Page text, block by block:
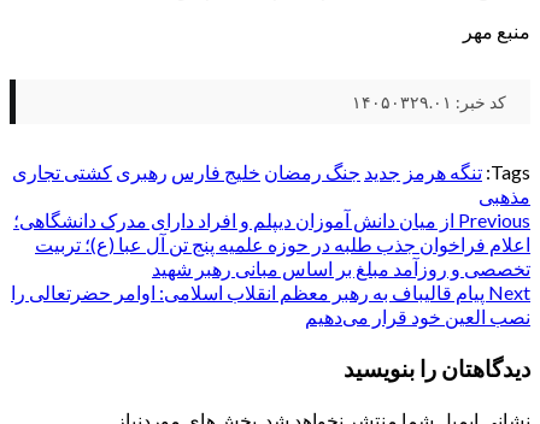
منبع مهر
کد خبر: ۱۴۰۵۰۳۲۹.۰۱
Tags: تنگه هرمز جدید جنگ رمضان خلیج فارس رهبری کشتی تجاری
مذهبی
Post
navigation
Previous از میان دانش آموزان دیپلم و افراد دارای مدرک دانشگاهی؛
اعلام فراخوان جذب طلبه در حوزه علمیه پنج تن آل عبا (ع)؛ تربیت
تخصصی و روزآمد مبلغ بر اساس مبانی رهبر شهید
Next پیام قالیباف به رهبر معظم انقلاب اسلامی: اوامر حضرتعالی را
نصب العین خود قرار می‌دهیم
دیدگاهتان را بنویسید